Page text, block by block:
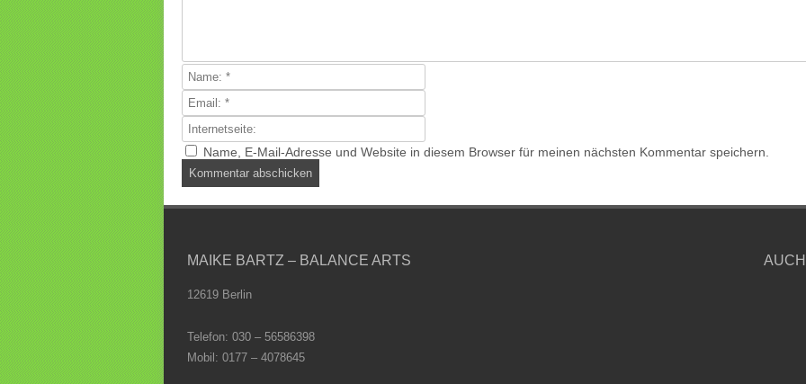
Name, E-Mail-Adresse und Website in diesem Browser für meinen nächsten Kommentar speichern.
MAIKE BARTZ – BALANCE ARTS
12619 Berlin
Telefon: 030 – 56586398
Mobil: 0177 – 4078645